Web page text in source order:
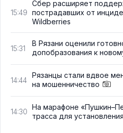
15:49
Сбер расширяет
пострадавших от
Wildberries
15:31
В Рязани оценили
допобразования к
14:44
Рязанцы стали вдвое
на мошенничество
14:30
На марафоне
трасса для